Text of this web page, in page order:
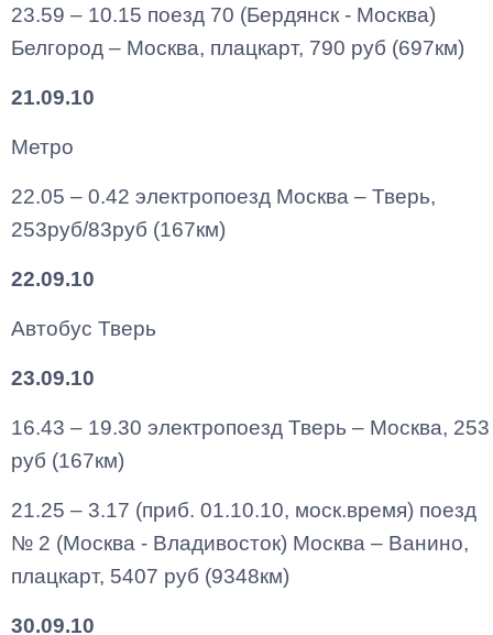
23.59 – 10.15 поезд 70 (Бердянск - Москва)
Белгород – Москва, плацкарт, 790 руб (697км)
21.09.10
Метро
22.05 – 0.42 электропоезд Москва – Тверь,
253руб/83руб (167км)
22.09.10
Автобус Тверь
23.09.10
16.43 – 19.30 электропоезд Тверь – Москва, 253
руб (167км)
21.25 – 3.17 (приб. 01.10.10, моск.время) поезд
№ 2 (Москва - Владивосток) Москва – Ванино,
плацкарт, 5407 руб (9348км)
30.09.10